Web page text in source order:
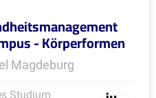
- Körperformen
Magdeburg
Studium